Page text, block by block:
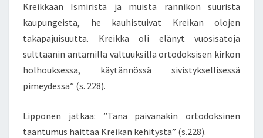
Kreikkaan Ismiristä ja muista rannikon suurista
kaupungeista, he kauhistuivat Kreikan olojen
takapajuisuutta. Kreikka oli elänyt vuosisatoja
sulttaanin antamilla valtuuksilla ortodoksisen kirkon
holhouksessa, käytännössä sivistyksellisessä
pimeydessä” (s. 228).
Lipponen jatkaa: ”Tänä päivänäkin ortodoksinen
taantumus haittaa Kreikan kehitystä” (s.228).